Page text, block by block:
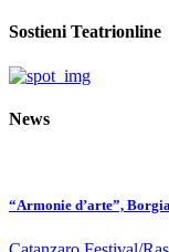
Sostieni Teatrionline
News
“Armonie d’arte”,